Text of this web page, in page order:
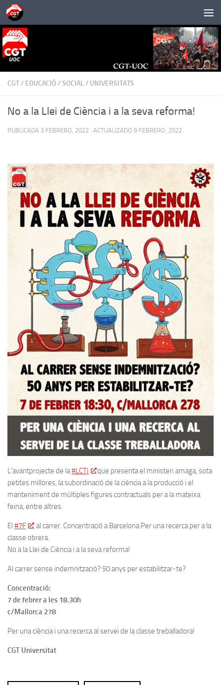
Saltar al contenido
CGT/ EDUCACIÓ/SOCIAL/ UNIVERSITATS
No a la Llei de Ciència i a la seva reforma!
PUBLICADA 3 FEBRERO, 2022 · ACTUALIZADO 9 FEBRERO, 2022
L’avantprojecte de la#LCTI
que presenta el ministeri amaga, sota
petites millores, la subordinació de la ciència a la producció i el
manteniment de múltiples figures contractuals per a la mateixa
feina, entre altres.
El #7F
, al carrer. Concentració a Barcelona.Per una recerca per a la
classe obrera.
No a la Llei de Ciència i a la seva reforma!
Al carrer sense indemnització? 50 anys per estabilitzar-te?
Concentració:
7 de febrer a les 18.30h
c/Mallorca 278
Per una ciència i una recerca al servei de la classe treballadora!
CGT Universitat